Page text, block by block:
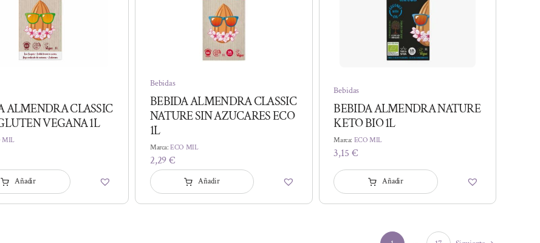
ALMENDRA CLASSIC
VEGANA 1L
MIL
Añadir
Bebidas
BEBIDA ALMENDRA CLASSIC
NATURE SIN AZUCARES ECO
1L
Marca:ECO MIL
2,29€
Añadir
Bebidas
BEBIDA ALMENDRA NATURE
KETO BIO 1L
Marca: ECO MIL
3,15 €
Añadir